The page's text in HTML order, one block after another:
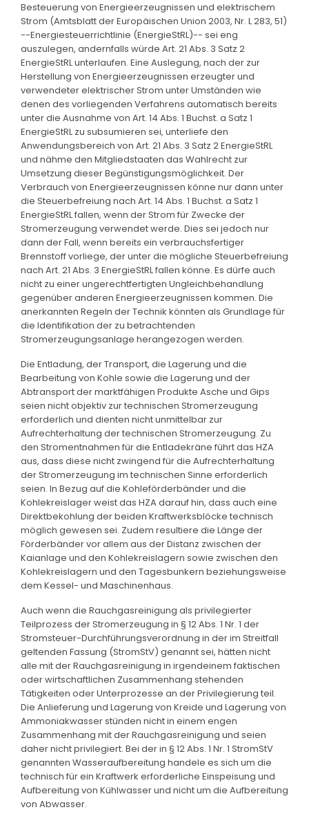
Besteuerung von Energieerzeugnissen und elektrischem
Strom (Amtsblatt der Europäischen Union 2003, Nr. L 283, 51)
--Energiesteuerrichtlinie (EnergieStRL)-- sei eng
auszulegen, andernfalls würde Art. 21 Abs. 3 Satz 2
EnergieStRL unterlaufen. Eine Auslegung, nach der zur
Herstellung von Energieerzeugnissen erzeugter und
verwendeter elektrischer Strom unter Umständen wie
denen des vorliegenden Verfahrens automatisch bereits
unter die Ausnahme von Art. 14 Abs. 1 Buchst. a Satz 1
EnergieStRL zu subsumieren sei, unterliefe den
Anwendungsbereich von Art. 21 Abs. 3 Satz 2 EnergieStRL
und nähme den Mitgliedstaaten das Wahlrecht zur
Umsetzung dieser Begünstigungsmöglichkeit. Der
Verbrauch von Energieerzeugnissen könne nur dann unter
die Steuerbefreiung nach Art. 14 Abs. 1 Buchst. a Satz 1
EnergieStRL fallen, wenn der Strom für Zwecke der
Stromerzeugung verwendet werde. Dies sei jedoch nur
dann der Fall, wenn bereits ein verbrauchsfertiger
Brennstoff vorliege, der unter die mögliche Steuerbefreiung
nach Art. 21 Abs. 3 EnergieStRL fallen könne. Es dürfe auch
nicht zu einer ungerechtfertigten Ungleichbehandlung
gegenüber anderen Energieerzeugnissen kommen. Die
anerkannten Regeln der Technik könnten als Grundlage für
die Identifikation der zu betrachtenden
Stromerzeugungsanlage herangezogen werden.
Die Entladung, der Transport, die Lagerung und die
Bearbeitung von Kohle sowie die Lagerung und der
Abtransport der marktfähigen Produkte Asche und Gips
seien nicht objektiv zur technischen Stromerzeugung
erforderlich und dienten nicht unmittelbar zur
Aufrechterhaltung der technischen Stromerzeugung. Zu
den Stromentnahmen für die Entladekräne führt das HZA
aus, dass diese nicht zwingend für die Aufrechterhaltung
der Stromerzeugung im technischen Sinne erforderlich
seien. In Bezug auf die Kohleförderbänder und die
Kohlekreislager weist das HZA darauf hin, dass auch eine
Direktbekohlung der beiden Kraftwerksblöcke technisch
möglich gewesen sei. Zudem resultiere die Länge der
Förderbänder vor allem aus der Distanz zwischen der
Kaianlage und den Kohlekreislagern sowie zwischen den
Kohlekreislagern und den Tagesbunkern beziehungsweise
dem Kessel- und Maschinenhaus.
Auch wenn die Rauchgasreinigung als privilegierter
Teilprozess der Stromerzeugung in § 12 Abs. 1 Nr. 1 der
Stromsteuer-Durchführungsverordnung in der im Streitfall
geltenden Fassung (StromStV) genannt sei, hätten nicht
alle mit der Rauchgasreinigung in irgendeinem faktischen
oder wirtschaftlichen Zusammenhang stehenden
Tätigkeiten oder Unterprozesse an der Privilegierung teil.
Die Anlieferung und Lagerung von Kreide und Lagerung von
Ammoniakwasser stünden nicht in einem engen
Zusammenhang mit der Rauchgasreinigung und seien
daher nicht privilegiert. Bei der in § 12 Abs. 1 Nr. 1 StromStV
genannten Wasseraufbereitung handele es sich um die
technisch für ein Kraftwerk erforderliche Einspeisung und
Aufbereitung von Kühlwasser und nicht um die Aufbereitung
von Abwasser.